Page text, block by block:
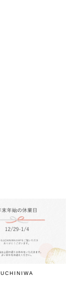
UCHINIWA